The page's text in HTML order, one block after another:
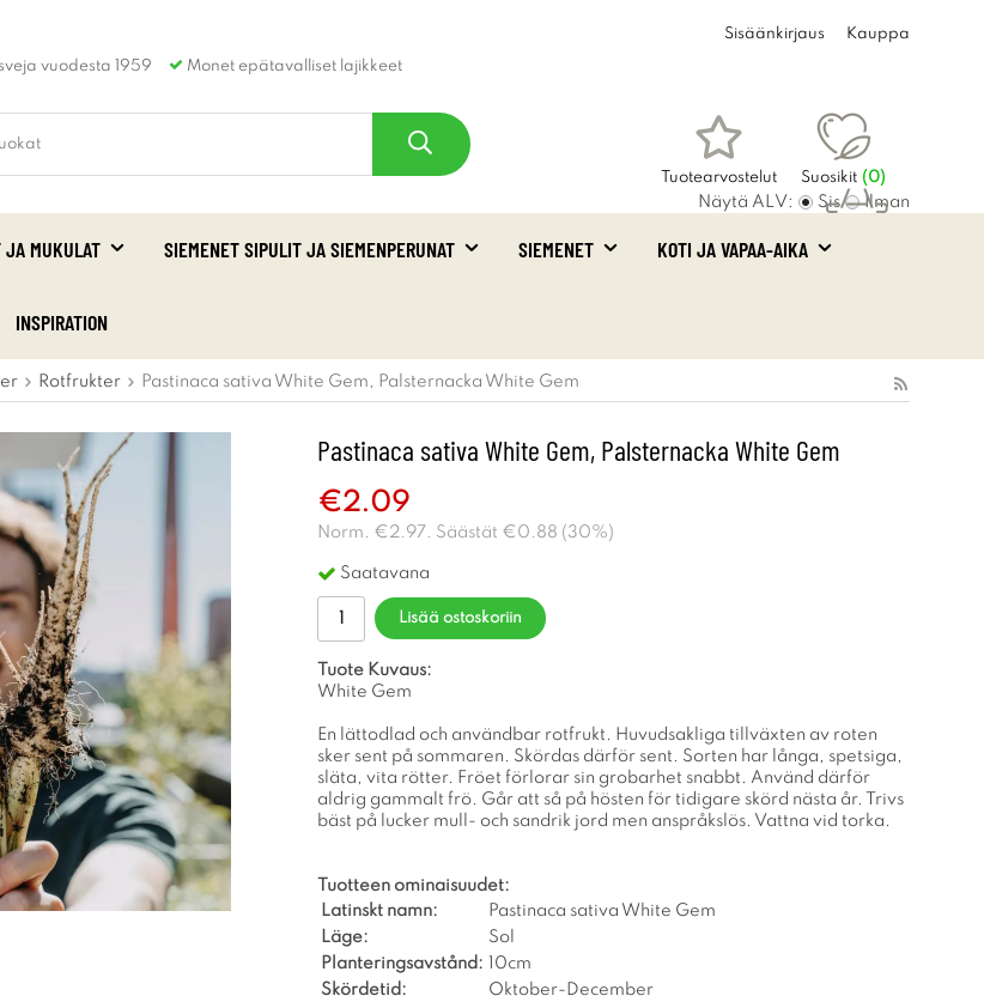
vuodesta 1959 Monet epätavalliset lajikkeet
Sisäänkirjaus Kauppa
Tuotearvostelut Suosikit (0)
Ostoskori
Näytä ALV: Sis Ilman
JA MUKULAT SIEMENET SIPULIT JA SIEMENPERUNAT SIEMENET KOTI JA VAPAA-AIKA
INSPIRATION
Rotfrukter Pastinaca sativa White Gem, Palsternacka White Gem
Pastinaca sativa White Gem, Palsternacka White Gem
€2.09
Norm. €2.97 . Säästät €0.88 ( 30%)
Saatavana
Lisää ostoskoriin
Tuote Kuvaus:
White Gem
En lättodlad och användbar rotfrukt. Huvudsakliga tillväxten av roten
sker sent på sommaren. Skördas därför sent. Sorten har långa, spetsiga,
släta, vita rötter. Fröet förlorar sin grobarhet snabbt. Använd därför
aldrig gammalt frö. Går att så på hösten för tidigare skörd nästa år. Trivs
bäst på lucker mull- och sandrik jord men anspråkslös. Vattna vid torka.
Tuotteen ominaisuudet:
Latinskt namn:
Pastinaca sativa White Gem
Läge:
Sol
Planteringsavstånd: 10cm
Skördetid:
Oktober-December